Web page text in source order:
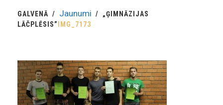
GALVENĀ Jaunumi
„ĢIMNĀZIJAS
LĀČPLĒSIS”
IMG_7173